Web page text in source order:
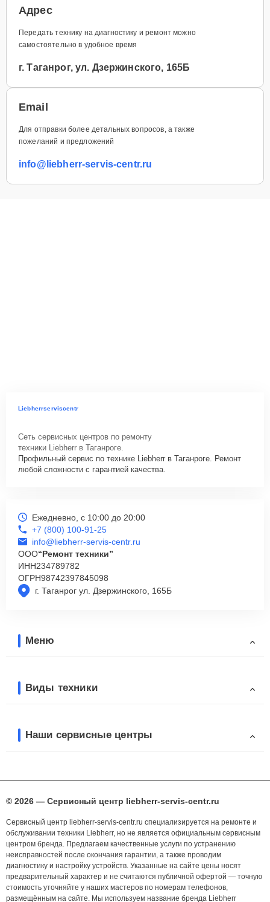
Адрес
Передать технику на диагностику и ремонт можно
самостоятельно в удобное время
г. Таганрог, ул. Дзержинского, 165Б
Email
Для отправки более детальных вопросов, а также
пожеланий и предложений
info@liebherr-servis-centr.ru
Liebherrserviscentr
Сеть сервисных центров по ремонту
техники Liebherr в Таганроге.
Профильный сервис по технике Liebherr в Таганроге. Ремонт
любой сложности с гарантией качества.
г. Таганрог ул. Дзержинского, 165Б
Ежедневно, с 10:00 до 20:00
+7 (800) 100-91-25
info@liebherr-servis-centr.ru
ООО“Ремонт техники”
ИНН234789782
ОГРН98742397845098
Меню
Виды техники
Наши сервисные центры
© 2026 — Сервисный центр liebherr-servis-centr.ru
Сервисный центр liebherr-servis-centr.ru специализируется на ремонте и
обслуживании техники Liebherr, но не является официальным сервисным
центром бренда. Предлагаем качественные услуги по устранению
неисправностей после окончания гарантии, а также проводим
диагностику и настройку устройств. Указанные на сайте цены носят
предварительный характер и не считаются публичной офертой — точную
стоимость уточняйте у наших мастеров по номерам телефонов,
размещённым на сайте. Мы используем название бренда Liebherr